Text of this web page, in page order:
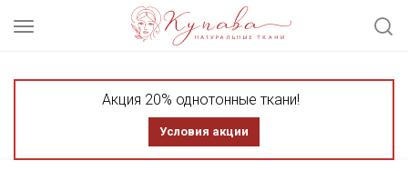
Акция 20% однотонные ткани!
Условия акции